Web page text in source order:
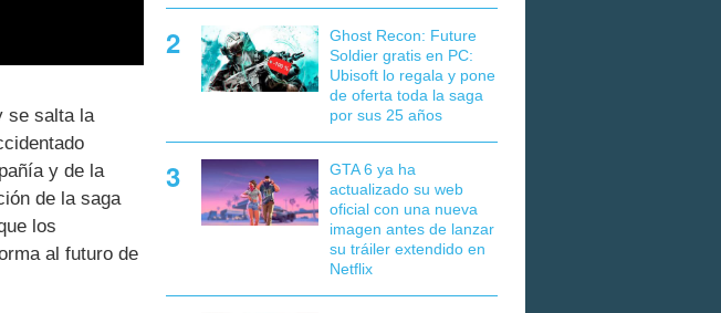
se salta la
y de la
de la saga
los
al futuro de
Ghost Recon: Future
Soldier gratis en PC:
Ubisoft lo regala y pone
de oferta toda la saga
por sus 25 años
GTA 6 ya ha
actualizado su web
oficial con una nueva
imagen antes de lanzar
su tráiler extendido en
Netflix